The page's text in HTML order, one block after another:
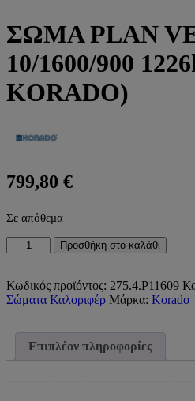
ΣΩΜΑ PLAN
10/1600/900
KORADO)
799,80 €
Σε απόθεμα
ΣΩΜΑ
PLAN
M
10/1600/900
ποσότητα
Προσθήκη στο καλάθι
Κωδικός προϊόντος: 275.4.P11609
Σώματα Καλοριφέρ Μάρκα: Korado
Επιπλέον πληροφορίες